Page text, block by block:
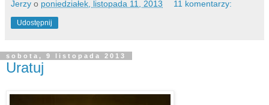
Jerzy o poniedziałek, listopada 11, 2013 11 komentarzy:
Udostępnij
sobota, 9 listopada 2013
Uratuj